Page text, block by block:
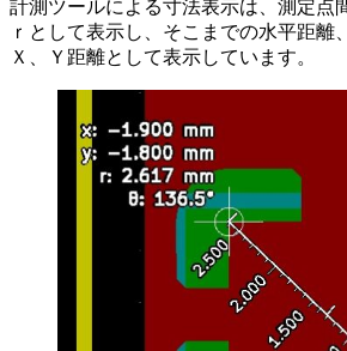
計測ツールによる寸法表示は、測定点
ｒとして表示し、そこまでの水平距離
Ｘ、Ｙ距離として表示しています。